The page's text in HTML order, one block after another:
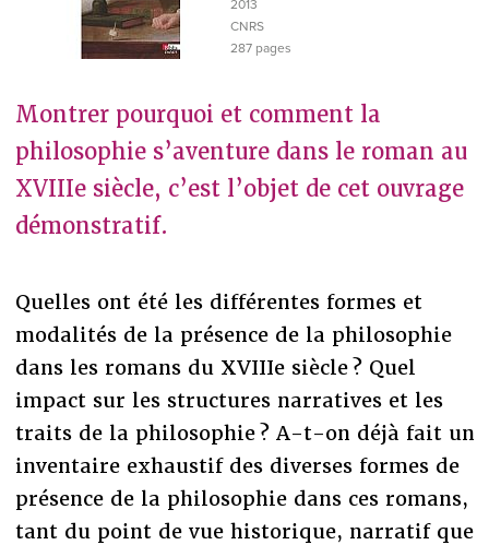
2013
CNRS
287 pages
Montrer pourquoi et comment la
philosophie s’aventure dans le roman au
XVIIIe siècle, c’est l’objet de cet ouvrage
démonstratif.
Quelles ont été les différentes formes et
modalités de la présence de la philosophie
dans les romans du XVIIIe siècle ? Quel
impact sur les structures narratives et les
traits de la philosophie ? A-t-on déjà fait un
inventaire exhaustif des diverses formes de
présence de la philosophie dans ces romans,
tant du point de vue historique, narratif que